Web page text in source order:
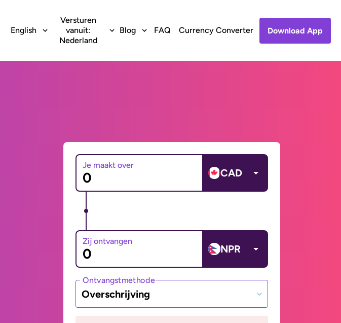
English
Versturen
vanuit:
Nederland
Blog FAQ Currency Converter Download App
Je maakt over
CAD
Zij ontvangen
NPR
Ontvangstmethode
Overschrijving